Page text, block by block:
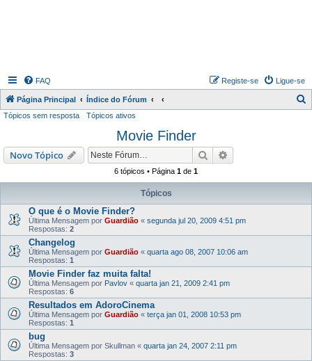
FAQ Ligue-se
Registe-se
Página Principal Índice do Fórum
i
Tópicos sem resposta Tópicos ativos
Movie Finder
Novo Tópico Pesquisar
6 tópicos • Página 1 de 1
Tópicos
O que é o Movie Finder?
Última Mensagem por Guardião « segunda jul 20, 2009 4:51 pm
Respostas: 2
Changelog
Última Mensagem por Guardião « quarta ago 08, 2007 10:06 am
Respostas: 1
Movie Finder faz muita falta!
Última Mensagem por Pavlov « quarta jan 21, 2009 2:41 pm
Respostas: 6
Resultados em AdoroCinema
Última Mensagem por Guardião « terça jan 01, 2008 10:53 pm
Respostas: 1
bug
Última Mensagem por Skullman « quarta jan 24, 2007 2:11 pm
Respostas: 3